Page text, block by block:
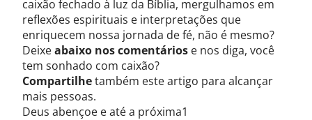
caixão fechado à luz da Bíblia, mergulhamos em
reflexões espirituais e interpretações que
enriquecem nossa jornada de fé, não é mesmo?
Deixeabaixo nos comentários e nos diga, você
tem sonhado com caixão?
Compartilhetambém este artigo para alcançar
mais pessoas.
Deus abençoe e até a próxima1